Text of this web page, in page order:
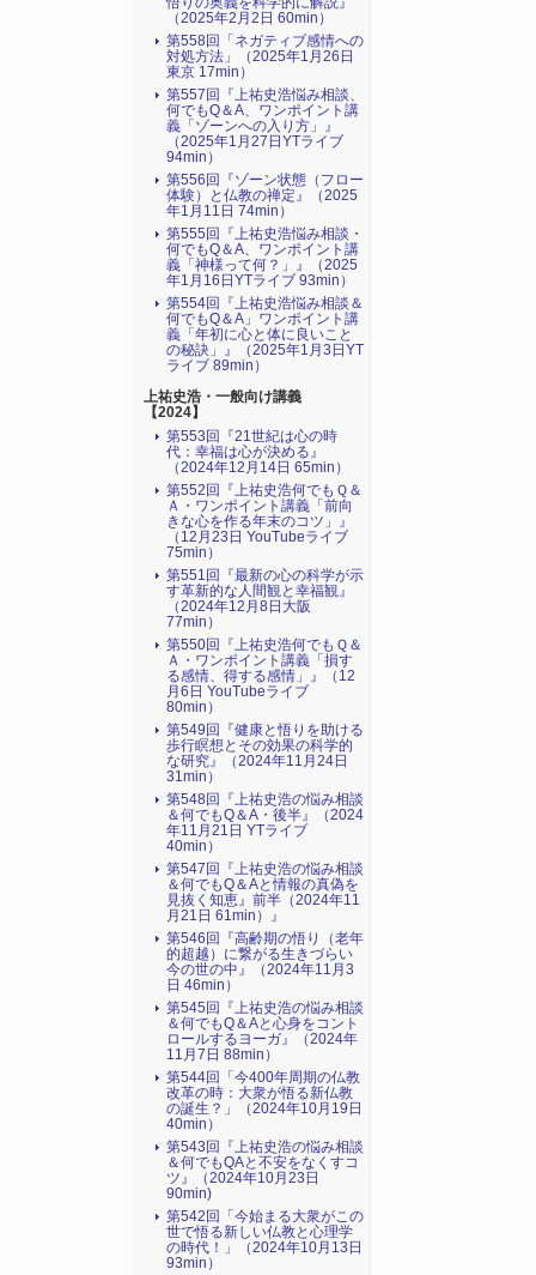
（2025年2月2日 60min）
第558回「ネガティブ感情への
対処方法」（2025年1月26日
東京 17min）
第557回『上祐史浩悩み相談、
何でもQ＆A、ワンポイント講
義「ゾーンへの入り方」』
（2025年1月27日YTライブ
94min）
第556回『ゾーン状態（フロー
体験）と仏教の禅定』（2025
年1月11日 74min）
第555回『上祐史浩悩み相談・
何でもQ＆A、ワンポイント講
義「神様って何？」』（2025
年1月16日YTライブ 93min）
第554回『上祐史浩悩み相談＆
何でもQ＆A」ワンポイント講
義「年初に心と体に良いこと
の秘訣」』（2025年1月3日YT
ライブ 89min）
上祐史浩・一般向け講義
【2024】
第553回『21世紀は心の時
代：幸福は心が決める』
（2024年12月14日 65min）
第552回『上祐史浩何でもＱ＆
Ａ・ワンポイント講義「前向
きな心を作る年末のコツ」』
（12月23日 YouTubeライブ
75min）
第551回『最新の心の科学が示
す革新的な人間観と幸福観』
（2024年12月8日大阪
77min）
第550回『上祐史浩何でもＱ＆
Ａ・ワンポイント講義「損す
る感情、得する感情」』（12
月6日 YouTubeライブ
80min）
第549回『健康と悟りを助ける
歩行瞑想とその効果の科学的
な研究』（2024年11月24日
31min）
第548回『上祐史浩の悩み相談
＆何でもQ＆A・後半』（2024
年11月21日 YTライブ
40min）
第547回『上祐史浩の悩み相談
＆何でもQ＆Aと情報の真偽を
見抜く知恵』前半（2024年11
月21日 61min）』
第546回『高齢期の悟り（老年
的超越）に繋がる生きづらい
今の世の中』（2024年11月3
日 46min）
第545回『上祐史浩の悩み相談
＆何でもQ＆Aと心身をコント
ロールするヨーガ』（2024年
11月7日 88min）
第544回「今400年周期の仏教
改革の時：大衆が悟る新仏教
の誕生？」（2024年10月19日
40min）
第543回『上祐史浩の悩み相談
＆何でもQAと不安をなくすコ
ツ』（2024年10月23日
90min)
第542回「今始まる大衆がこの
世で悟る新しい仏教と心理学
の時代！」（2024年10月13日
93min）